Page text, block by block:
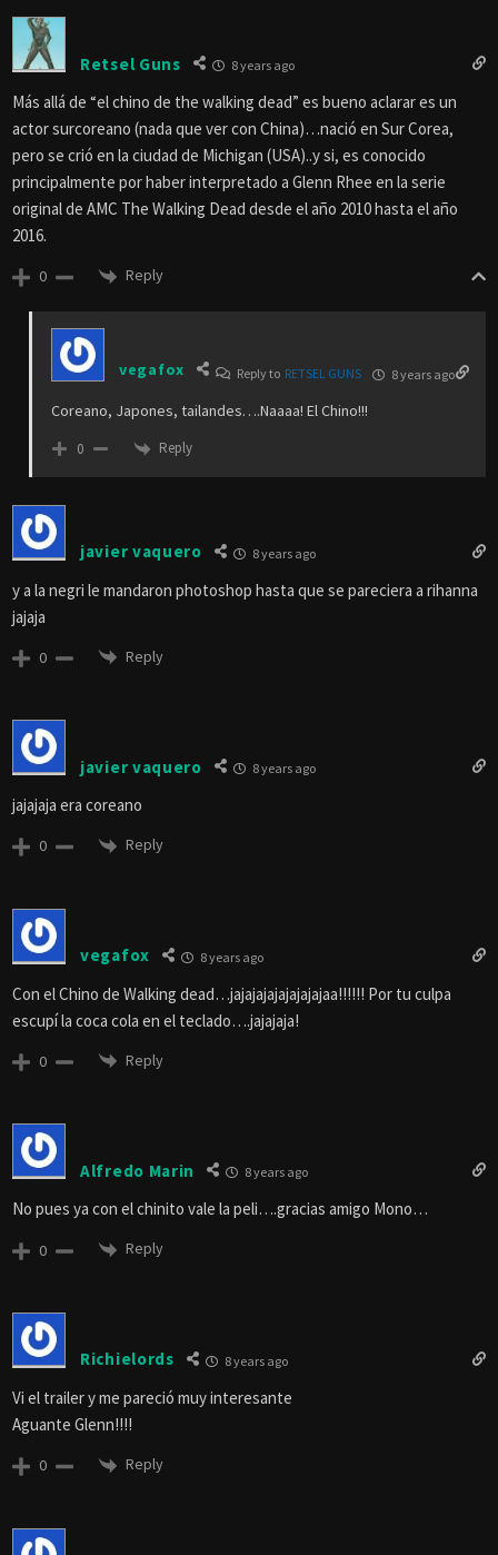
Retsel Guns 8 years ago
Más allá de “el chino de the walking dead” es bueno aclarar es un
actor surcoreano (nada que ver con China)…nació en Sur Corea,
pero se crió en la ciudad de Michigan (USA)..y si, es conocido
principalmente por haber interpretado a Glenn Rhee en la serie
original de AMC The Walking Dead desde el año 2010 hasta el año
2016.
0 Reply
vegafox Reply to RETSEL GUNS 8 years ago
Coreano, Japones, tailandes….Naaaa! El Chino!!!
0 Reply
javier vaquero 8 years ago
y a la negri le mandaron photoshop hasta que se pareciera a rihanna
jajaja
0 Reply
javier vaquero 8 years ago
jajajaja era coreano
0 Reply
vegafox 8 years ago
Con el Chino de Walking dead…jajajajajajajajajaa!!!!!! Por tu culpa
escupí la coca cola en el teclado….jajajaja!
0 Reply
Alfredo Marin 8 years ago
No pues ya con el chinito vale la peli….gracias amigo Mono…
0 Reply
Richielords 8 years ago
Vi el trailer y me pareció muy interesante
Aguante Glenn!!!!
0 Reply